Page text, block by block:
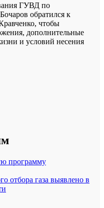
ГУВД по
обратился к
чтобы
дополнительные
и условий несения
программу
отбора газа выявлено в